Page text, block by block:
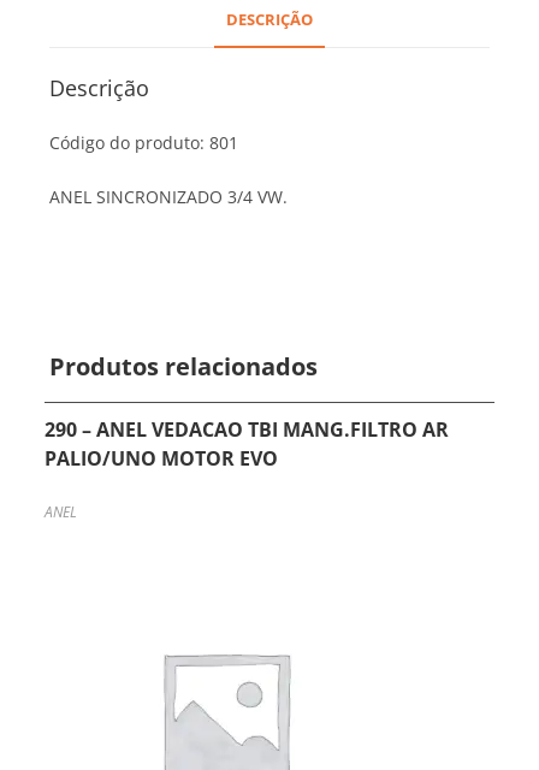
DESCRIÇÃO
Descrição
Código do produto: 801
ANEL SINCRONIZADO 3/4 VW.
Produtos relacionados
290 – ANEL VEDACAO TBI MANG.FILTRO AR
PALIO/UNO MOTOR EVO
ANEL